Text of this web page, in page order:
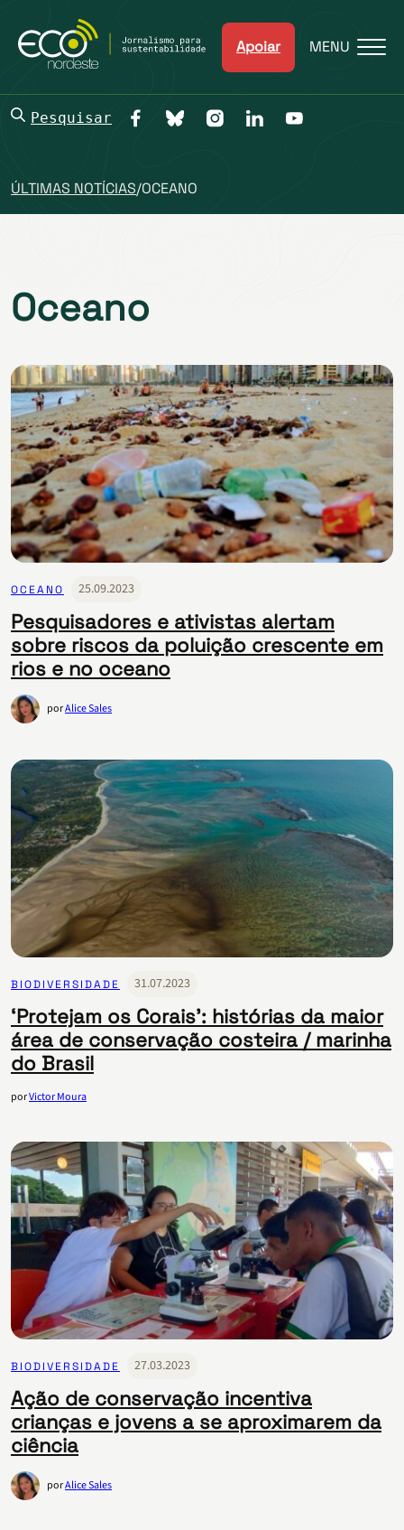
Apoiar MENU
Pesquisar
ÚLTIMAS NOTÍCIAS/OCEANO
Oceano
OCEANO 25.09.2023
Pesquisadores e ativistas alertam
sobre riscos da poluição crescente em
rios e no oceano
porAlice Sales
BIODIVERSIDADE 31.07.2023
‘Protejam os Corais’: histórias da maior
área de conservação costeira / marinha
do Brasil
porVictor Moura
BIODIVERSIDADE 27.03.2023
Ação de conservação incentiva
crianças e jovens a se aproximarem da
ciência
porAlice Sales